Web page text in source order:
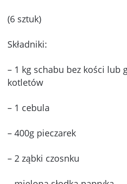
(6 sztuk)
Składniki:
– 1 kg schabu bez kości lub
kotletów
– 1 cebula
– 400g pieczarek
– 2 ząbki czosnku